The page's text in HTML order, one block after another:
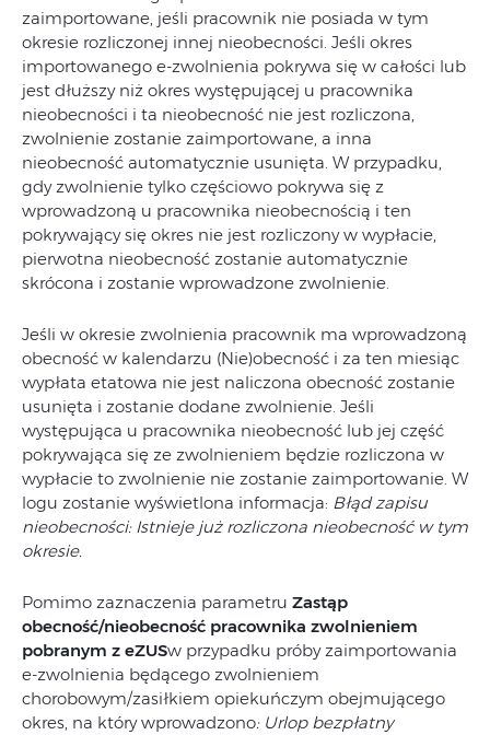
zaimportowane, jeśli pracownik nie posiada w tym
okresie rozliczonej innej nieobecności. Jeśli okres
importowanego e-zwolnienia pokrywa się w całości lub
jest dłuższy niż okres występującej u pracownika
nieobecności i ta nieobecność nie jest rozliczona,
zwolnienie zostanie zaimportowane, a inna
nieobecność automatycznie usunięta. W przypadku,
gdy zwolnienie tylko częściowo pokrywa się z
wprowadzoną u pracownika nieobecnością i ten
pokrywający się okres nie jest rozliczony w wypłacie,
pierwotna nieobecność zostanie automatycznie
skrócona i zostanie wprowadzone zwolnienie.
Jeśli w okresie zwolnienia pracownik ma wprowadzoną
obecność w kalendarzu (Nie)obecność i za ten miesiąc
wypłata etatowa nie jest naliczona obecność zostanie
usunięta i zostanie dodane zwolnienie. Jeśli
występująca u pracownika nieobecność lub jej część
pokrywająca się ze zwolnieniem będzie rozliczona w
wypłacie to zwolnienie nie zostanie zaimportowanie. W
logu zostanie wyświetlona informacja: Błąd zapisu
nieobecności: Istnieje już rozliczona nieobecność w tym
okresie.
Pomimo zaznaczenia parametru Zastąp
obecność/nieobecność pracownika zwolnieniem
pobranym z eZUSw przypadku próby zaimportowania
e-zwolnienia będącego zwolnieniem
chorobowym/zasiłkiem opiekuńczym obejmującego
okres, na który wprowadzono: Urlop bezpłatny